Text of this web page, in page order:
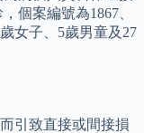
個案編號為1867、
女子、5歲男童及27
引致直接或間接損